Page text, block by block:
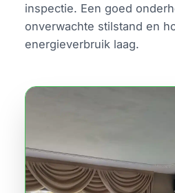
inspectie. Een goed
onverwachte stilstand en
energieverbruik laag.